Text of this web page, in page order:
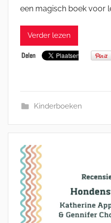
een magisch boek voor
Verder lezen
Kinderboeken